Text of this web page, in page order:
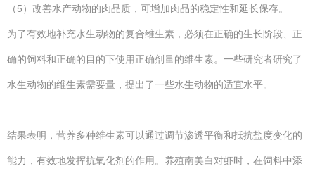
（5）改善水产动物的肉品质，可增加肉品的稳定性和延长保存。
为了有效地补充水生动物的复合维生素，必须在正确的生长阶段、正
确的饲料和正确的目的下使用正确剂量的维生素。一些研究者研究了
水生动物的维生素需要量，提出了一些水生动物的适宜水平。
结果表明，营养多种维生素可以通过调节渗透平衡和抵抗盐度变化的
能力，有效地发挥抗氧化剂的作用。养殖南美白对虾时，在饲料中添